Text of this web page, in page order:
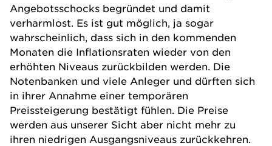
Angebotsschocks begründet und damit
verharmlost. Es ist gut möglich, ja sogar
wahrscheinlich, dass sich in den kommenden
Monaten die Inflationsraten wieder von den
erhöhten Niveaus zurückbilden werden. Die
Notenbanken und viele Anleger und dürften sich
in ihrer Annahme einer temporären
Preissteigerung bestätigt fühlen. Die Preise
werden aus unserer Sicht aber nicht mehr zu
ihren niedrigen Ausgangsniveaus zurückkehren.